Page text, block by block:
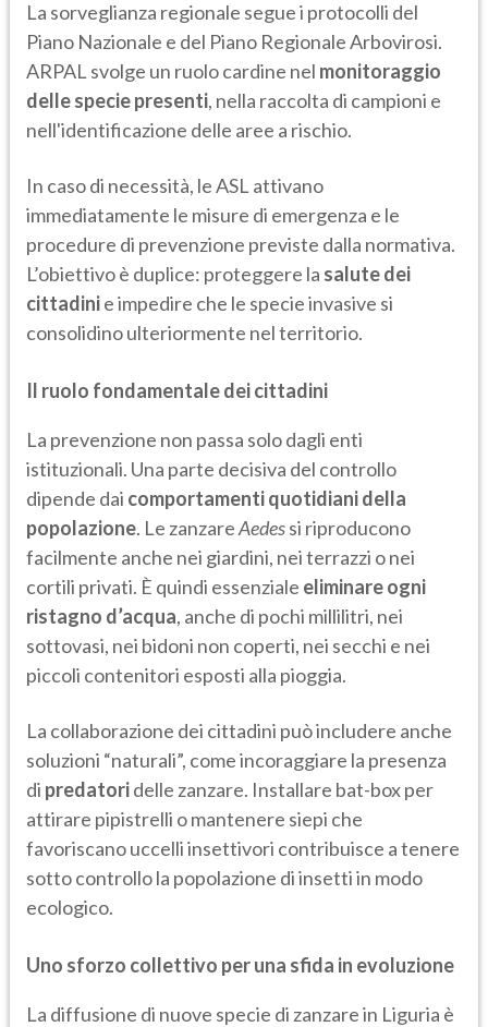
La sorveglianza regionale segue i protocolli del
Piano Nazionale e del Piano Regionale Arbovirosi.
ARPAL svolge un ruolo cardine nel monitoraggio
delle specie presenti, nella raccolta di campioni e
nell'identificazione delle aree a rischio.
In caso di necessità, le ASL attivano
immediatamente le misure di emergenza e le
procedure di prevenzione previste dalla normativa.
L’obiettivo è duplice: proteggere la salute dei
cittadinie impedire che le specie invasive si
consolidino ulteriormente nel territorio.
Il ruolo fondamentale dei cittadini
La prevenzione non passa solo dagli enti
istituzionali. Una parte decisiva del controllo
dipende dai comportamenti quotidiani della
popolazione. Le zanzareAedessi riproducono
facilmente anche nei giardini, nei terrazzi o nei
cortili privati. È quindi essenziale eliminare ogni
ristagno d’acqua, anche di pochi millilitri, nei
sottovasi, nei bidoni non coperti, nei secchi e nei
piccoli contenitori esposti alla pioggia.
La collaborazione dei cittadini può includere anche
soluzioni “naturali”, come incoraggiare la presenza
di predatoridelle zanzare. Installare bat-box per
attirare pipistrelli o mantenere siepi che
favoriscano uccelli insettivori contribuisce a tenere
sotto controllo la popolazione di insetti in modo
ecologico.
Uno sforzo collettivo per una sfida in evoluzione
La diffusione di nuove specie di zanzare in Liguria è